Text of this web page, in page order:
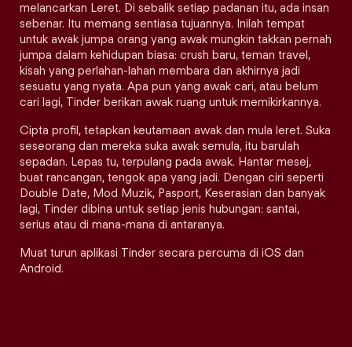
melancarkan Leret. Di sebalik setiap padanan itu, ada insan
sebenar. Itu memang sentiasa tujuannya. Inilah tempat
untuk awak jumpa orang yang awak mungkin takkan pernah
jumpa dalam kehidupan biasa: crush baru, teman travel,
kisah yang perlahan-lahan membara dan akhirnya jadi
sesuatu yang nyata. Apa pun yang awak cari, atau belum
cari lagi, Tinder berikan awak ruang untuk memikirkannya.
Cipta profil, tetapkan keutamaan awak dan mula leret. Suka
seseorang dan mereka suka awak semula, itu barulah
sepadan. Lepas tu, terpulang pada awak. Hantar mesej,
buat rancangan, tengok apa yang jadi. Dengan ciri seperti
Double Date, Mod Muzik, Pasport, Keserasian dan banyak
lagi, Tinder dibina untuk setiap jenis hubungan: santai,
serius atau di mana-mana di antaranya.
Muat turun aplikasi Tinder secara percuma di iOS dan
Android.